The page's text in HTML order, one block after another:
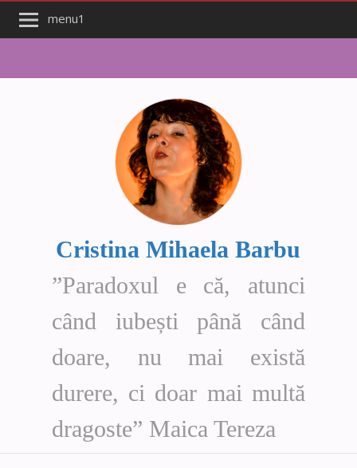
menu1
Cristina Mihaela Barbu
”Paradoxul e că, atunci
când iubești până când
doare, nu mai există
durere, ci doar mai multă
dragoste” Maica Tereza